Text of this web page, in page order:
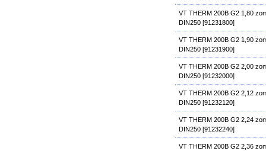
VT THERM 200B G2 1,80
DIN250 [91231800]
VT THERM 200B G2 1,90
DIN250 [91231900]
VT THERM 200B G2 2,00
DIN250 [91232000]
VT THERM 200B G2 2,12
DIN250 [91232120]
VT THERM 200B G2 2,24
DIN250 [91232240]
VT THERM 200B G2 2,36